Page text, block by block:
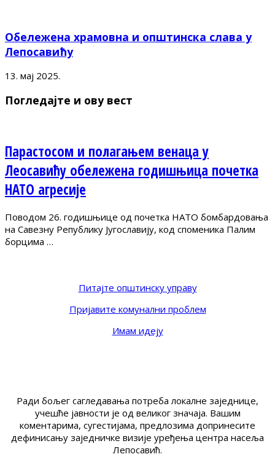
Обележена храмовна и општинска слава у
Лепосавићу
13. мај 2025.
Погледајте и ову вест
Парастосом и полагањем венаца у
Леосавићу обележена годишњица почетка
НАТО агресије
Поводом 26. годишњице од почетка НАТО бомбардовања
на Савезну Републику Југославију, код споменика Палим
борцима …
Питајте општинску управу
Пријавите комунални проблем
Имам идеју
Ради бољег сагледавања потреба локалне заједнице,
учешће јавности је од великог значаја. Вашим
коментарима, сугестијама, предлозима допринесите
дефинисању заједничке визије уређења центра насеља
Лепосавић.